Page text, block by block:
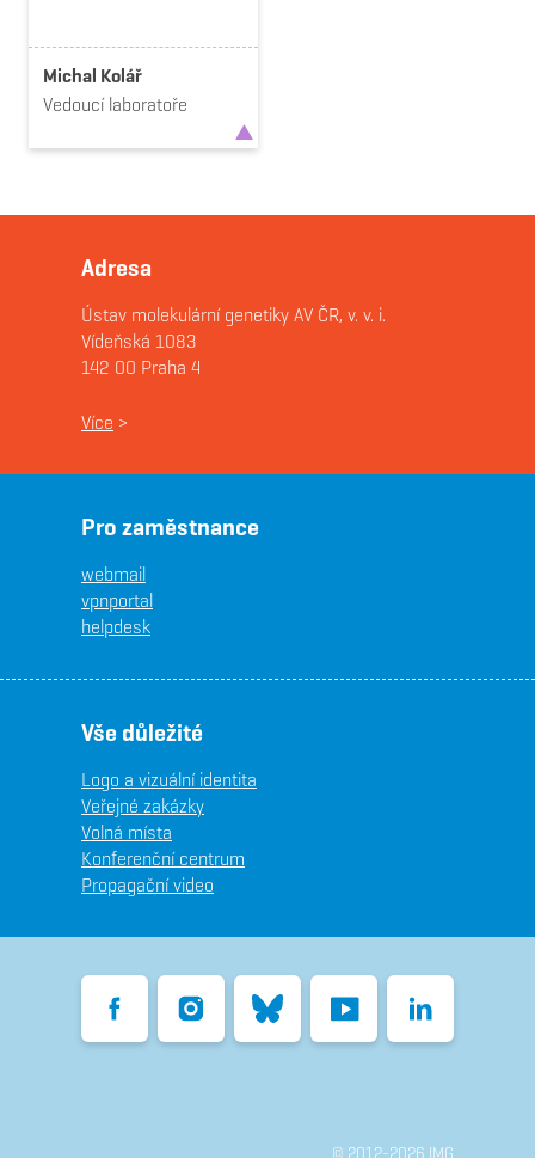
Michal Kolář
Vedoucí laboratoře
Adresa
Ústav molekulární genetiky AV ČR, v. v. i.
Vídeňská 1083
142 00 Praha 4
Více >
Pro zaměstnance
webmail
vpnportal
helpdesk
Vše důležité
Logo a vizuální identita
Veřejné zakázky
Volná místa
Konferenční centrum
Propagační video
Facebook InstagramBluesky YouTube LinkedIn
© 2012-2026 IMG